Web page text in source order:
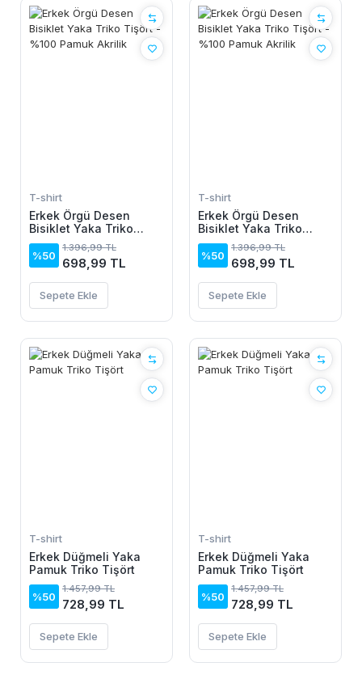
T-shirt
Erkek Örgü Desen
Bisiklet Yaka Triko
Tişört - %100 Pamuk
Akrilik
%50
1.396,99 TL
698,99 TL
Sepete Ekle
T-shirt
Erkek Örgü Desen
Bisiklet Yaka Triko
Tişört - %100 Pamuk
Akrilik
%50
1.396,99 TL
698,99 TL
Sepete Ekle
T-shirt
Erkek Düğmeli Yaka
Pamuk Triko Tişört
%50
1.457,99 TL
728,99 TL
Sepete Ekle
T-shirt
Erkek Düğmeli Yaka
Pamuk Triko Tişört
%50
1.457,99 TL
728,99 TL
Sepete Ekle